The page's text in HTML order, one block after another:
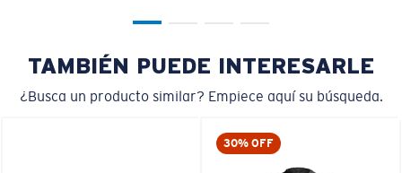
TAMBIÉN PUEDE INTERESARLE
¿Busca un producto similar? Empiece aquí su búsqueda.
30% OFF